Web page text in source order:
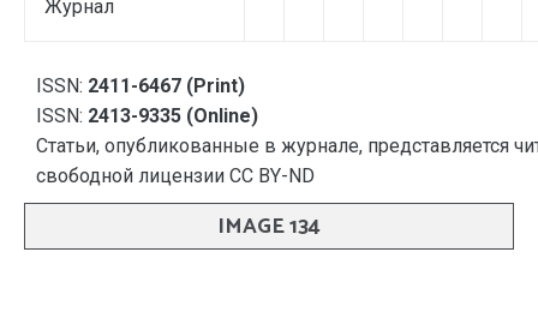
Журнал
ISSN: 2411-6467 (Print)
ISSN: 2413-9335 (Online)
Статьи, опубликованные в журнале, представляется
свободной лицензии CC BY-ND
IMAGE 134